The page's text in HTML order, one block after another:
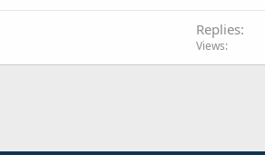
Replies
Views